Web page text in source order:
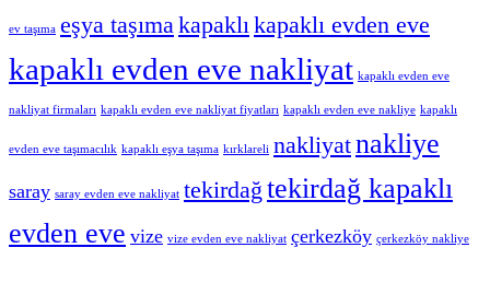
ev taşıma eşya taşıma kapaklı kapaklı evden eve
kapaklı evden eve nakliyat kapaklı evden eve
nakliyat firmaları kapaklı evden eve nakliyat fiyatları kapaklı evden eve nakliye kapaklı
evden eve taşımacılık kapaklı eşya taşıma kırklareli nakliyatnakliye
saray saray evden eve nakliyat tekirdağ tekirdağ kapaklı
evden eve vize vize evden eve nakliyat çerkezköy çerkezköy nakliye